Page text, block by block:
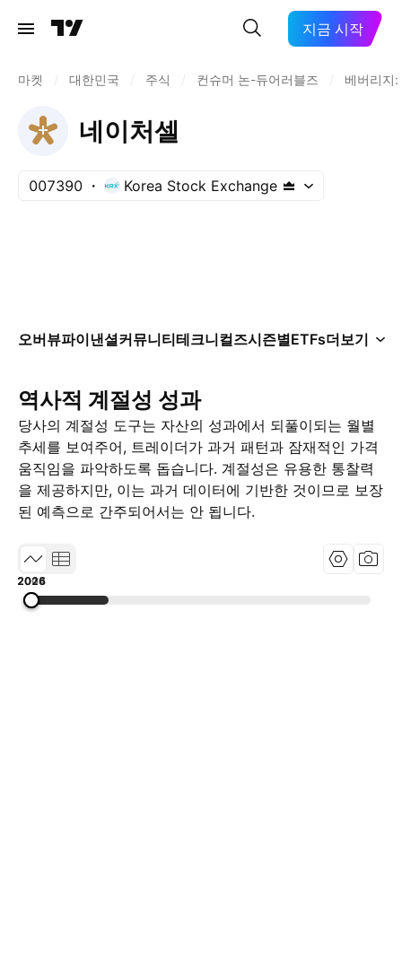
지금 시작
마켓 대한민국 주식 컨슈머 논-듀어러블즈 베버리지:
네이처셀
007390 Korea Stock Exchange
오버뷰파이낸셜커뮤니티테크니컬즈시즌별ETFs더보기
역사적 계절성 성과
당사의 계절성 도구는 자산의 성과에서 되풀이되는 월별
추세를 보여주어, 트레이더가 과거 패턴과 잠재적인 가격
움직임을 파악하도록 돕습니다. 계절성은 유용한 통찰력
을 제공하지만, 이는 과거 데이터에 기반한 것이므로 보장
된 예측으로 간주되어서는 안 됩니다.
2004
2015
2026